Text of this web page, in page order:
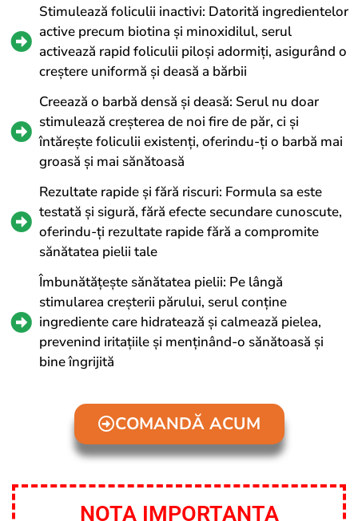
Stimulează foliculii inactivi: Datorită ingredientelor
active precum biotina și minoxidilul, serul
activează rapid foliculii piloși adormiți, asigurând o
creștere uniformă și deasă a bărbii
Creează o barbă densă și deasă: Serul nu doar
stimulează creșterea de noi fire de păr, ci și
întărește foliculii existenți, oferindu-ți o barbă mai
groasă și mai sănătoasă
Rezultate rapide și fără riscuri: Formula sa este
testată și sigură, fără efecte secundare cunoscute,
oferindu-ți rezultate rapide fără a compromite
sănătatea pielii tale
Îmbunătățește sănătatea pielii: Pe lângă
stimularea creșterii părului, serul conține
ingrediente care hidratează și calmează pielea,
prevenind iritațiile și menținând-o sănătoasă și
bine îngrijită
COMANDĂ ACUM
NOTA IMPORTANTA